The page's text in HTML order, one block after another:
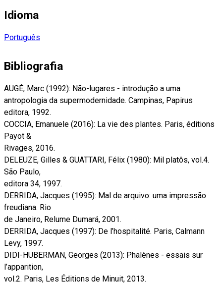
Idioma
Português
Bibliografia
AUGÉ, Marc (1992): Não-lugares - introdução a uma
antropologia da supermodernidade. Campinas, Papirus
editora, 1992.
COCCIA, Emanuele (2016): La vie des plantes. Paris, éditions
Payot &
Rivages, 2016.
DELEUZE, Gilles & GUATTARI, Félix (1980): Mil platôs, vol.4.
São Paulo,
editora 34, 1997.
DERRIDA, Jacques (1995): Mal de arquivo: uma impressão
freudiana. Rio
de Janeiro, Relume Dumará, 2001.
DERRIDA, Jacques (1997): De l’hospitalité. Paris, Calmann
Levy, 1997.
DIDI-HUBERMAN, Georges (2013): Phalènes - essais sur
l’apparition,
vol.2. Paris, Les Éditions de Minuit, 2013.